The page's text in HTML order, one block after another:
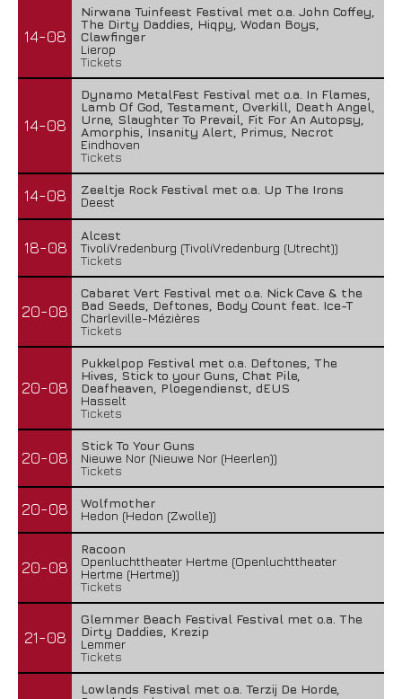
14-08
Nirwana Tuinfeest Festival met o.a. John Coffey,
The Dirty Daddies, Hiqpy, Wodan Boys,
Clawfinger
Lierop
Tickets
14-08
Dynamo MetalFest Festival met o.a. In Flames,
Lamb Of God, Testament, Overkill, Death Angel,
Urne, Slaughter To Prevail, Fit For An Autopsy,
Amorphis, Insanity Alert, Primus, Necrot
Eindhoven
Tickets
14-08
Zeeltje Rock Festival met o.a. Up The Irons
Deest
18-08
Alcest
TivoliVredenburg (TivoliVredenburg (Utrecht))
Tickets
20-08
Cabaret Vert Festival met o.a. Nick Cave & the
Bad Seeds, Deftones, Body Count feat. Ice-T
Charleville-Mézières
Tickets
20-08
Pukkelpop Festival met o.a. Deftones, The
Hives, Stick to your Guns, Chat Pile,
Deafheaven, Ploegendienst, dEUS
Hasselt
Tickets
20-08
Stick To Your Guns
Nieuwe Nor (Nieuwe Nor (Heerlen))
Tickets
20-08
Wolfmother
Hedon (Hedon (Zwolle))
20-08
Racoon
Openluchttheater Hertme (Openluchttheater
Hertme (Hertme))
Tickets
21-08
Glemmer Beach Festival Festival met o.a. The
Dirty Daddies, Krezip
Lemmer
Tickets
Lowlands Festival met o.a. Terzij De Horde,